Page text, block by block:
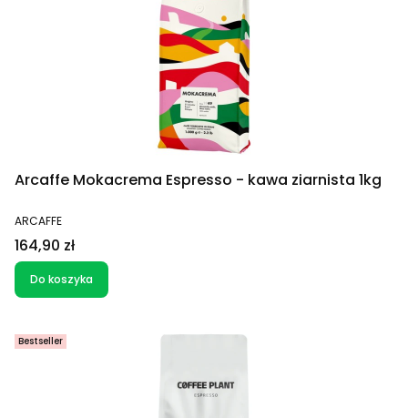
Arcaffe Mokacrema Espresso - kawa ziarnista 1kg
PRODUCENT
ARCAFFE
Cena
164,90 zł
Do koszyka
Bestseller